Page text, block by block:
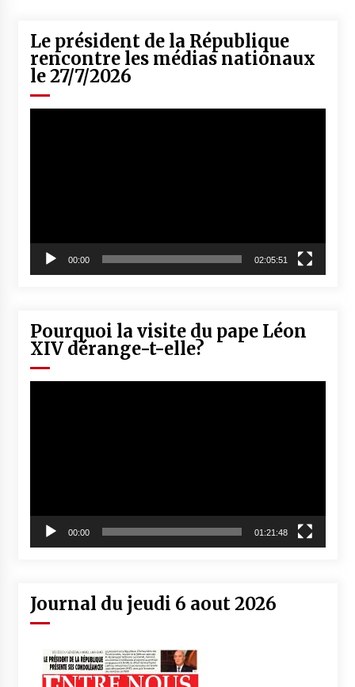
Le président de la République
rencontre les médias nationaux
le 27/7/2026
00:00 02:05:51
Pourquoi la visite du pape Léon
XIV dérange-t-elle?
00:00 01:21:48
Journal du jeudi 6 aout 2026